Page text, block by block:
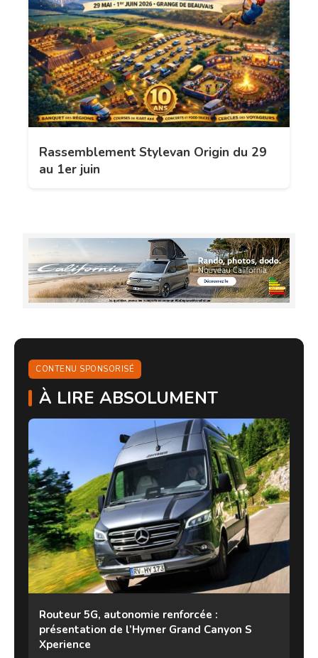
Rassemblement Stylevan Origin du 29
au 1er juin
CONTENU SPONSORISÉ
À LIRE ABSOLUMENT
Routeur 5G, autonomie renforcée :
présentation de l’Hymer Grand Canyon S
Xperience